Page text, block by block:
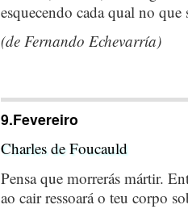
esquecendo cada qual no que
(de Fernando Echevarría)
9.Fevereiro
Charles de Foucauld
Pensa que morrerás mártir.
ao cair ressoará o teu corpo